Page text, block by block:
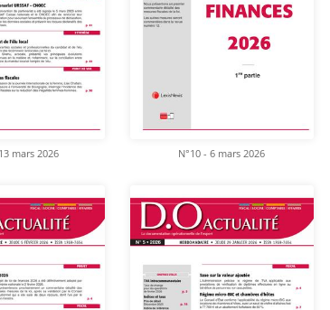
mars 2026 N°10 - 6 mars 2026